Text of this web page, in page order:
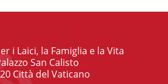
i Laici, la Famiglia e la Vita
San Calisto
Città del Vaticano